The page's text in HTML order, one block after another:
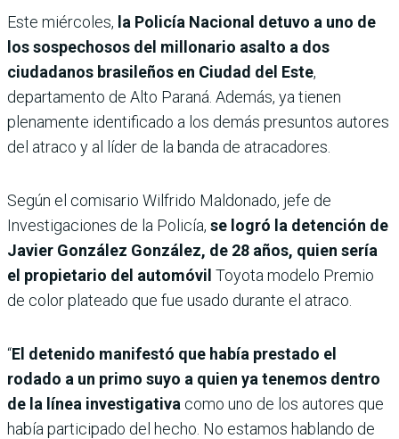
Este miércoles, la Policía Nacional detuvo a uno de
los sospechosos del millonario asalto a dos
ciudadanos brasileños en Ciudad del Este,
departamento de Alto Paraná. Además, ya tienen
plenamente identificado a los demás presuntos autores
del atraco y al líder de la banda de atracadores.
Según el comisario Wilfrido Maldonado, jefe de
Investigaciones de la Policía, se logró la detención de
Javier González González, de 28 años, quien sería
el propietario del automóvil Toyota modelo Premio
de color plateado que fue usado durante el atraco.
“El detenido manifestó que había prestado el
rodado a un primo suyo a quien ya tenemos dentro
de la línea investigativa como uno de los autores que
había participado del hecho. No estamos hablando de